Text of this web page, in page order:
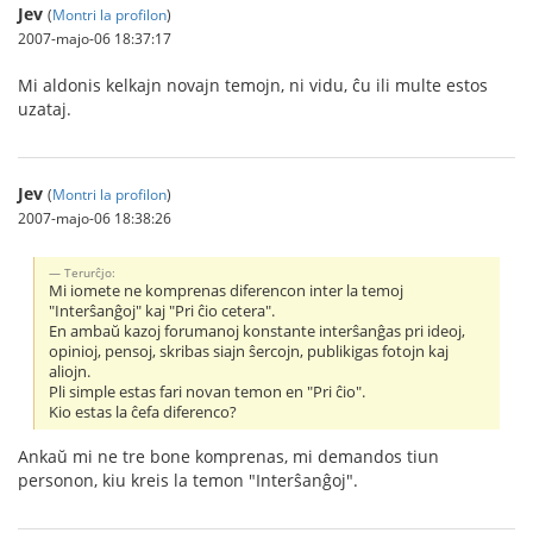
Jev (Montri la profilon)
2007-majo-06 18:37:17
Mi aldonis kelkajn novajn temojn, ni vidu, ĉu ili multe estos
uzataj.
Jev (Montri la profilon)
2007-majo-06 18:38:26
Terurĉjo:
Mi iomete ne komprenas diferencon inter la temoj
"Interŝanĝoj" kaj "Pri ĉio cetera".
En ambaŭ kazoj forumanoj konstante interŝanĝas pri ideoj,
opinioj, pensoj, skribas siajn ŝercojn, publikigas fotojn kaj
aliojn.
Pli simple estas fari novan temon en "Pri ĉio".
Kio estas la ĉefa diferenco?
Ankaŭ mi ne tre bone komprenas, mi demandos tiun
personon, kiu kreis la temon "Interŝanĝoj".